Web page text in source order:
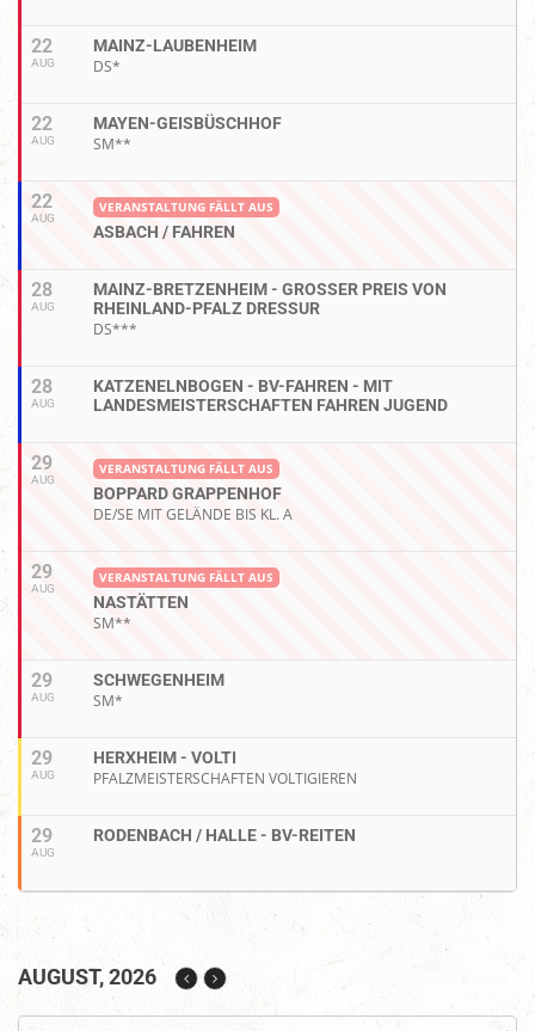
22
AUG
MAINZ-LAUBENHEIM
DS*
22
AUG
MAYEN-GEISBÜSCHHOF
SM**
22
AUG
VERANSTALTUNG FÄLLT AUS
ASBACH / FAHREN
28
AUG
MAINZ-BRETZENHEIM - GROSSER PREIS VON R
HEINLAND-PFALZ DRESSUR
DS***
28
AUG
KATZENELNBOGEN - BV-FAHREN - MIT
LANDESMEISTERSCHAFTEN FAHREN JUGEND
29
AUG
VERANSTALTUNG FÄLLT AUS
BOPPARD GRAPPENHOF
DE/SE MIT GELÄNDE BIS KL. A
29
AUG
VERANSTALTUNG FÄLLT AUS
NASTÄTTEN
SM**
29
AUG
SCHWEGENHEIM
SM*
29
AUG
HERXHEIM - VOLTI
PFALZMEISTERSCHAFTEN VOLTIGIEREN
29
AUG
RODENBACH / HALLE - BV-REITEN
AUGUST, 2026